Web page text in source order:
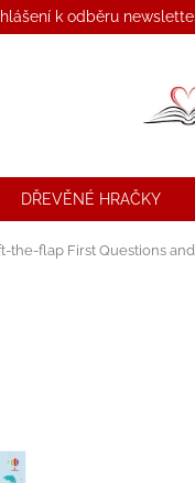
k odběru
DŘEVĚNÉ HRAČKY
the-flap First Questions